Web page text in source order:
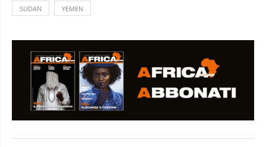
SUDAN YEMEN